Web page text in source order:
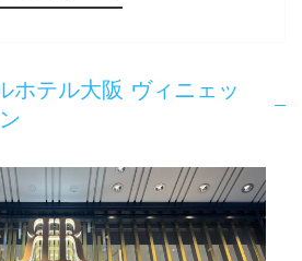
ホテル大阪 ヴィニェッ